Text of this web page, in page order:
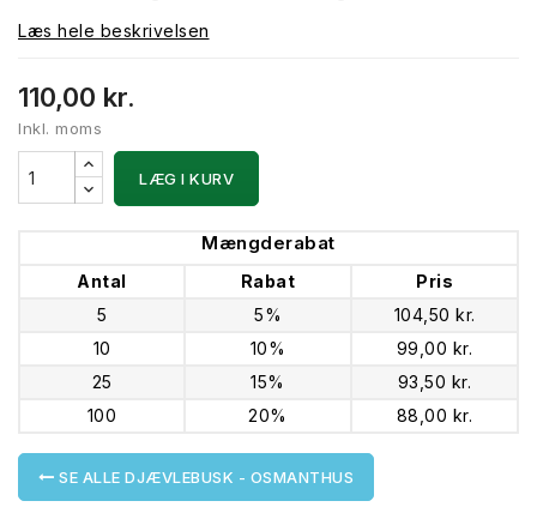
Læs hele beskrivelsen
110,00 kr.
Inkl. moms
LÆG I KURV
Mængderabat
Antal Rabat
Pris
5
5%
104,50 kr.
10
10%
99,00 kr.
25
15%
93,50 kr.
100
20% 88,00 kr.
SE ALLE DJÆVLEBUSK - OSMANTHUS